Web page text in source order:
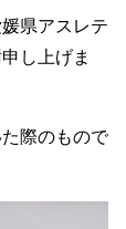
県アスレテ
し上げま
際のもので